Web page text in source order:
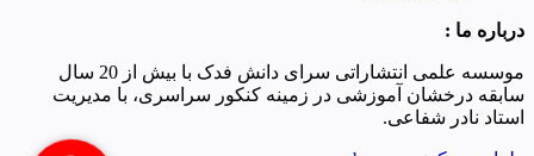
درباره ما :
موسسه علمی انتشاراتی سرای دانش فدک با بیش از 20 سال
سابقه درخشان آموزشی در زمینه کنکور سراسری، با مدیریت
استاد نادر شفاعی.